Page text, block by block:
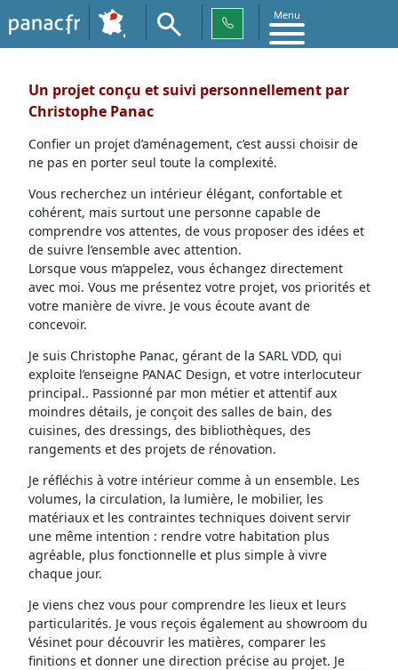
Menu
Un projet conçu et suivi personnellement par
Christophe Panac
Confier un projet d’aménagement, c’est aussi choisir de
ne pas en porter seul toute la complexité.
Vous recherchez un intérieur élégant, confortable et
cohérent, mais surtout une personne capable de
comprendre vos attentes, de vous proposer des idées et
de suivre l’ensemble avec attention.
Lorsque vous m’appelez, vous échangez directement
avec moi. Vous me présentez votre projet, vos priorités et
votre manière de vivre. Je vous écoute avant de
concevoir.
Je suis Christophe Panac, gérant de la SARL VDD, qui
exploite l’enseigne PANAC Design, et votre interlocuteur
principal.. Passionné par mon métier et attentif aux
moindres détails, je conçoit des salles de bain, des
cuisines, des dressings, des bibliothèques, des
rangements et des projets de rénovation.
Je réfléchis à votre intérieur comme à un ensemble. Les
volumes, la circulation, la lumière, le mobilier, les
matériaux et les contraintes techniques doivent servir
une même intention : rendre votre habitation plus
agréable, plus fonctionnelle et plus simple à vivre
chaque jour.
Je viens chez vous pour comprendre les lieux et leurs
particularités. Je vous reçois également au showroom du
Vésinet pour découvrir les matières, comparer les
finitions et donner une direction précise au projet. Je